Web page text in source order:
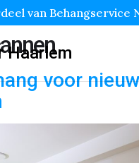
van Behangservice
Haarlem
voor